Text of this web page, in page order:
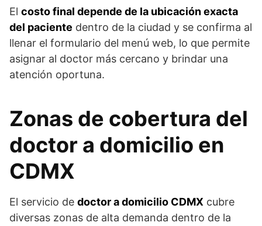
El costo final depende de la ubicación exacta
del paciente dentro de la ciudad y se confirma al
llenar el formulario del menú web, lo que permite
asignar al doctor más cercano y brindar una
atención oportuna.
Zonas de cobertura del
doctor a domicilio en
CDMX
El servicio de doctor a domicilio CDMX cubre
diversas zonas de alta demanda dentro de la